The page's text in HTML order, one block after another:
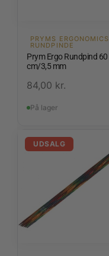
PRYMS ERGONOMICS
RUNDPINDE
Prym Ergo Rundpind 60
cm/3,5 mm
84,00 kr.
På lager
UDSALG